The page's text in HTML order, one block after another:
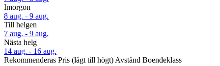
Imorgon
8 aug. - 9 aug.
Till helgen
7 aug. - 9 aug.
Nästa helg
14 aug. - 16 aug.
Rekommenderas Pris (lågt till högt) Avstånd Boendeklass